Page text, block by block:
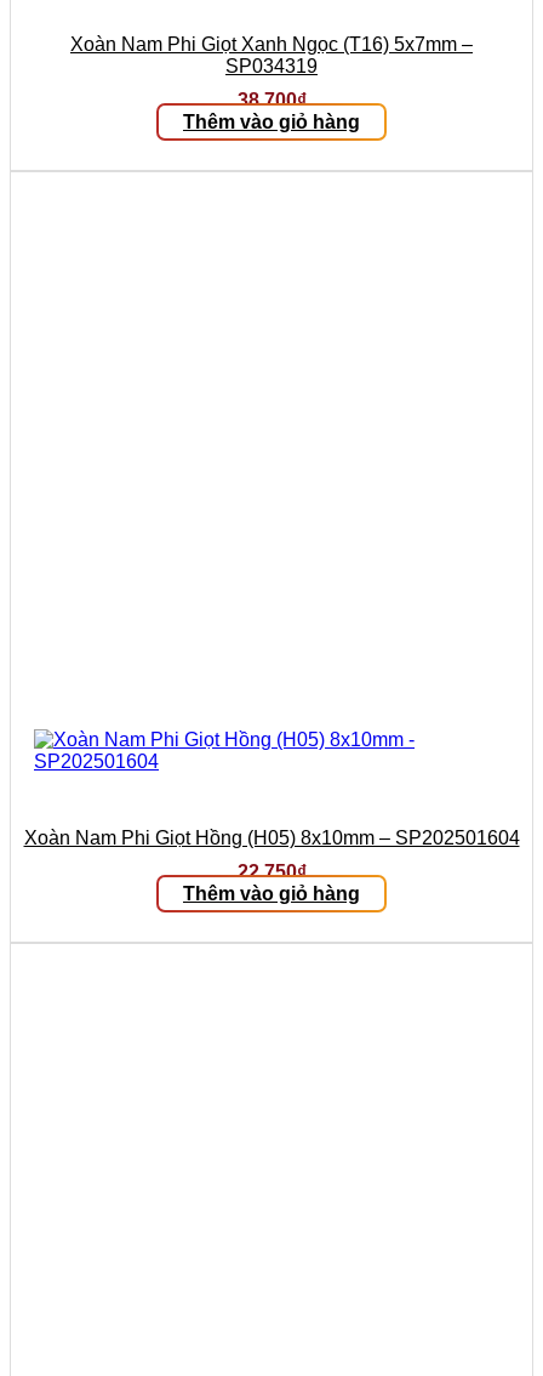
Xoàn Nam Phi Giọt Xanh Ngọc (T16) 5x7mm –
SP034319
38.700₫
Thêm vào giỏ hàng
Xoàn Nam Phi Giọt Hồng (H05) 8x10mm – SP202501604
22.750₫
Thêm vào giỏ hàng